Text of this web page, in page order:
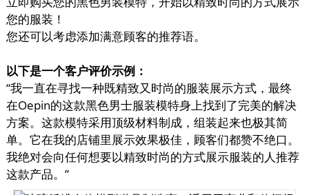
您的服装！
您还可以考虑添加满意顾客的推荐语。
以下是一个客户评价示例：
“我一直在寻找一种既精致又时尚的服装展示方式，最终
在Oepin的这款黑色男士服装模特身上找到了完美的解决
方案。这款模特采用顶级材料制成，组装起来也极其简
单。它在我的店铺里展示效果极佳，顾客们都赞不绝口。
我绝对会向任何想要以精致时尚的方式展示服装的人推荐
这款产品。”